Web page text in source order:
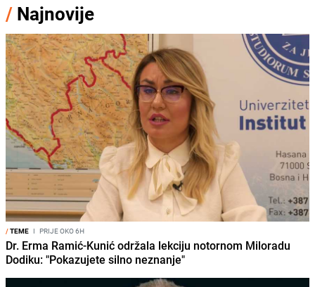
/ Najnovije
/TEME I PRIJE OKO 6H
Dr. Erma Ramić-Kunić održala lekciju notornom Miloradu
Dodiku: "Pokazujete silno neznanje"